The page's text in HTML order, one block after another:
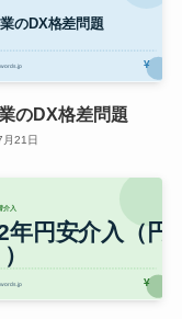
のDX格差問題
21日